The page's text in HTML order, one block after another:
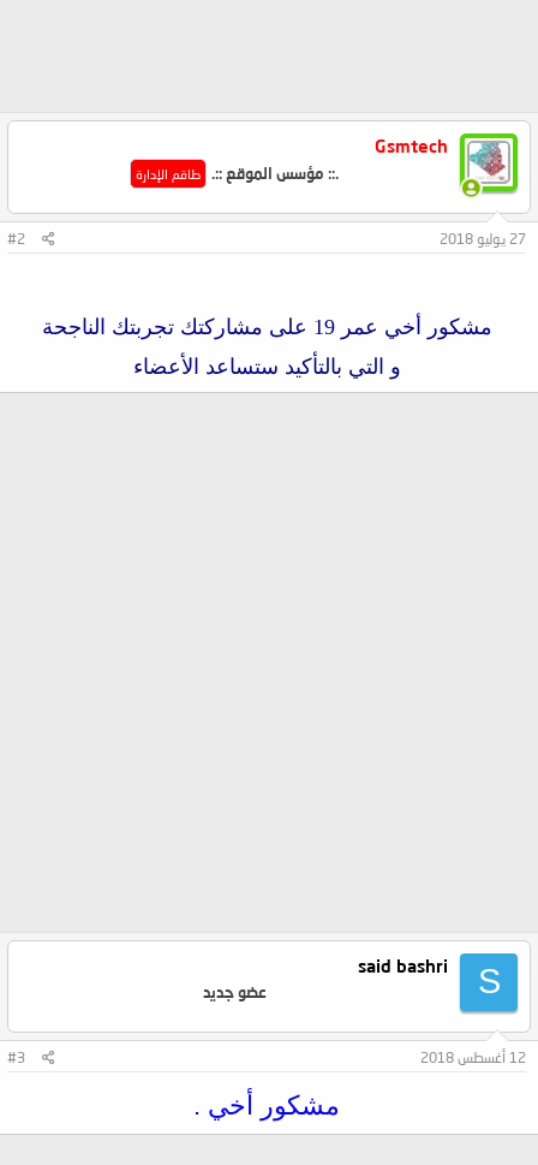
Gsmtech
.:: مؤسس الموقع ::. طاقم الإدارة
27 يوليو 2018 #2
مشكور أخي عمر 19 على مشاركتك تجربتك الناجحة
و التي بالتأكيد ستساعد الأعضاء
S
said bashri
عضو جديد
12 أغسطس 2018 #3
مشكور أخي .